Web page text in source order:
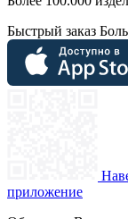
Быстрый заказ
приложение